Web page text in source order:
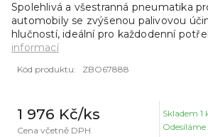
Kód produktu: ZBO67888
1 976 Kč/ks
Cena včetně DPH
Skladem 1
Spolehlivá a všestranná pneumatika
automobily se zvýšenou palivovou
hlučností, ideální pro každodenní
informací